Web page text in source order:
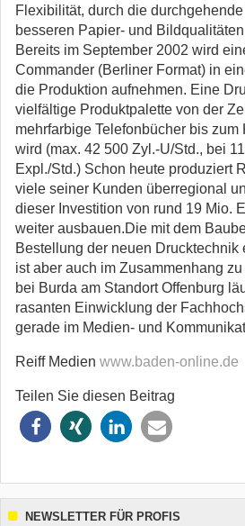
Flexibilität, durch die
besseren Papier- und
Bereits im September 2002 wird
Commander (Berliner Format) in
die Produktion aufnehmen. Eine
vielfältige Produktpalette von der
mehrfarbige Telefonbücher bis zum
wird (max. 42 500 Zyl.-U/Std., bei
Expl./Std.) Schon heute produziert
viele seiner Kunden überregional
dieser Investition von rund 19 Mio.
weiter ausbauen.Die mit dem
Bestellung der neuen Drucktechnik
ist aber auch im Zusammenhang
bei Burda am Standort Offenburg
rasanten Einwicklung der
gerade im Medien- und
Reiff Medien www.baden-online.de
Teilen Sie diesen Beitrag
NEWSLETTER FÜR PROFIS